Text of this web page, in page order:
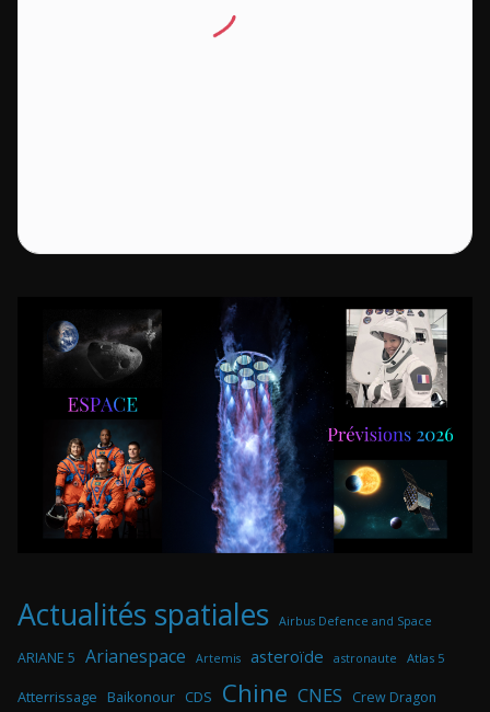
Actualités spatiales Airbus Defence and Space
ARIANE 5 Arianespace Artemis asteroïde astronaute Atlas 5
Atterrissage Baikonour CDS Chine CNES Crew Dragon